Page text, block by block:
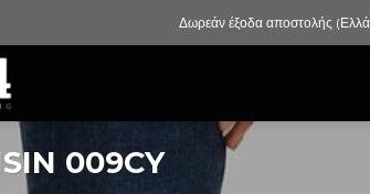
Δωρεάν έξοδα αποστολής
009CY